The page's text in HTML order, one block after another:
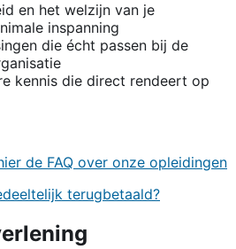
en het welzijn van je
inspanning
die écht passen bij de
kennis die direct rendeert op
de FAQ over onze opleidingen
terugbetaald?